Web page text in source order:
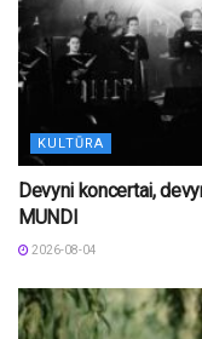
KULTŪRA
Devyni koncertai,
MUNDI
2026-08-04